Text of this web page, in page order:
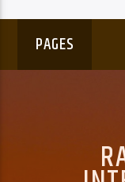
PAGES